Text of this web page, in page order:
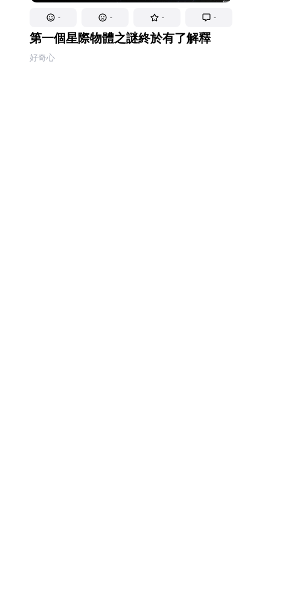
- - - -
第一個星際物體之謎終於有了解釋
好奇心